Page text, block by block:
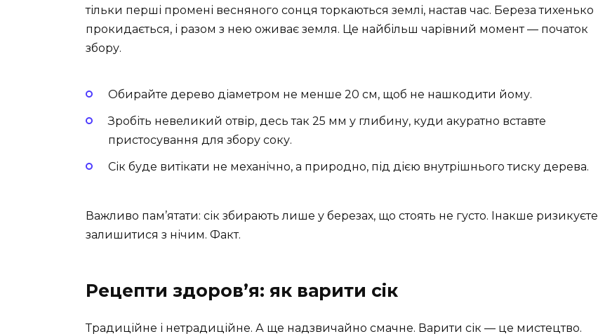
тільки перші промені весняного сонця торкаються землі, настав час. Береза тихенько
прокидається, і разом з нею оживає земля. Це найбільш чарівний момент — початок
збору.
Обирайте дерево діаметром не менше 20 см, щоб не нашкодити йому.
Зробіть невеликий отвір, десь так 25 мм у глибину, куди акуратно вставте
пристосування для збору соку.
Сік буде витікати не механічно, а природно, під дією внутрішнього тиску дерева.
Важливо пам’ятати: сік збирають лише у березах, що стоять не густо. Інакше ризикуєте
залишитися з нічим. Факт.
Рецепти здоров’я: як варити сік
Традиційне і нетрадиційне. А ще надзвичайно смачне. Варити сік — це мистецтво.